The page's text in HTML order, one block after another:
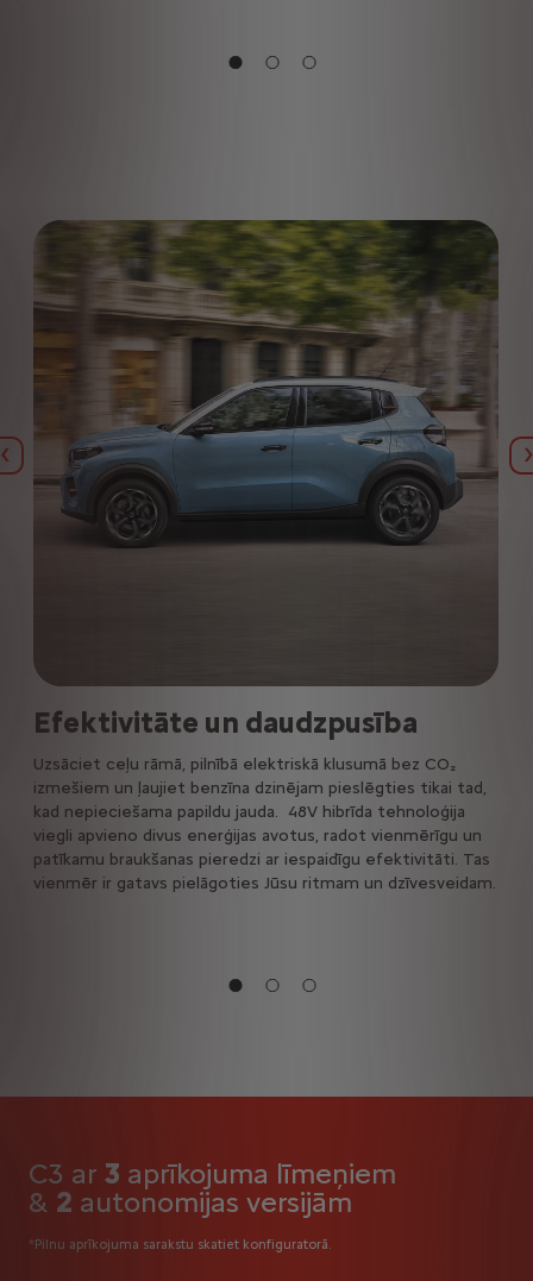
Iepriekšējais
Efektivitāte un daudzpusība
Uzsāciet ceļu rāmā, pilnībā elektriskā klusumā bez CO₂
izmešiem un ļaujiet benzīna dzinējam pieslēgties tikai tad,
kad nepieciešama papildu jauda. 48V hibrīda tehnoloģija
viegli apvieno divus enerģijas avotus, radot vienmērīgu un
patīkamu braukšanas pieredzi ar iespaidīgu efektivitāti. Tas
vienmēr ir gatavs pielāgoties Jūsu ritmam un dzīvesveidam.
C3 ar 3 aprīkojuma līmeņiem
& 2 autonomijas versijām
*Pilnu aprīkojuma sarakstu skatiet konfiguratorā.